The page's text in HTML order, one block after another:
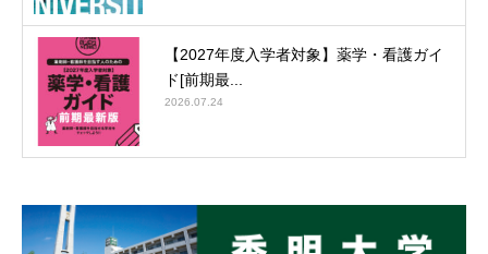
【2027年度入学者対象】薬学・看護ガイ
ド[前期最...
2026.07.24